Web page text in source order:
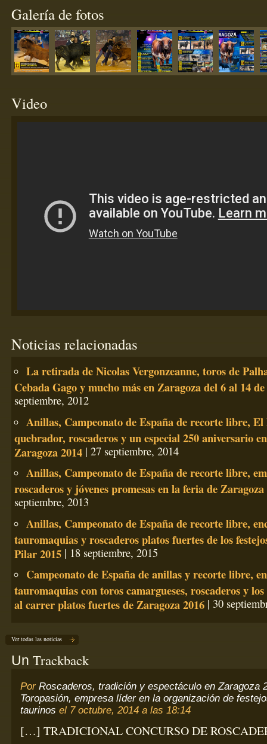
Galería de fotos
Video
Noticias relacionadas
La retirada de Nicolas Vergonzeanne, toros de
Cebada Gago y mucho más en Zaragoza del 6 al 14
septiembre, 2012
Anillas, Campeonato de España de recorte libre,
quebrador, roscaderos y un especial 250 aniversario
Zaragoza 2014| 27 septiembre, 2014
Anillas, Campeonato de España de recorte libre,
roscaderos y jóvenes promesas en la feria de Zaragoza
septiembre, 2013
Anillas, Campeonato de España de recorte libre,
tauromaquias y roscaderos platos fuertes de los
Pilar 2015| 18 septiembre, 2015
Campeonato de España de anillas y recorte libre,
tauromaquias con toros camargueses, roscaderos y los
al carrer platos fuertes de Zaragoza 2016| 30
Ver todas las noticias
Un Trackback
Por Roscaderos, tradición y espectáculo en Zaragoza
Toropasión, empresa líder en la organización de
taurinos el 7 octubre, 2014 a las 18:14
[…] TRADICIONAL CONCURSO DE